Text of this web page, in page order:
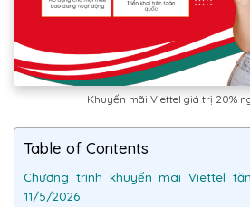
Khuyến mãi Viettel giá trị 20%
Table of Contents
Chương trình khuyến mãi Viettel
11/5/2026